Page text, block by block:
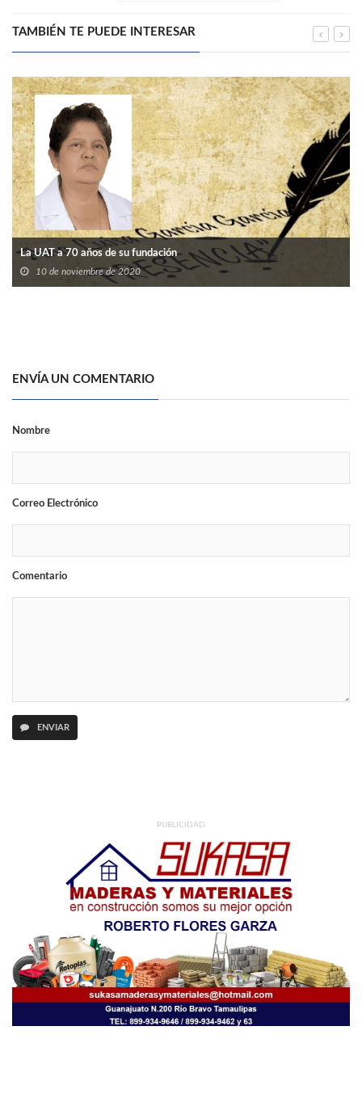
TAMBIÉN TE PUEDE INTERESAR
La UAT a 70 años de su fundación
10 de noviembre de 2020
ENVÍA UN COMENTARIO
Nombre
Correo Electrónico
Comentario
ENVIAR
PUBLICIDAD